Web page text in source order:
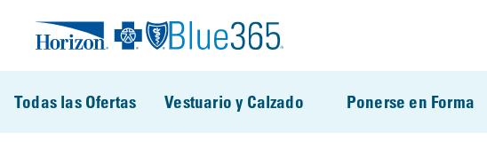
Todas las Ofertas Vestuario y Calzado Ponerse en Forma